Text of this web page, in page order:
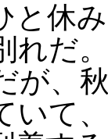
休
れだ
が、
いて